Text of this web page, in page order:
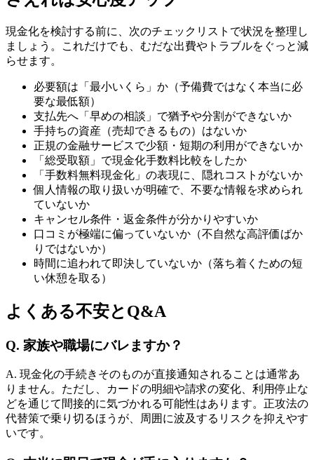
現金化を検討する前に、次のチェックリストで状況を整理し
ましょう。これだけでも、むだな出費やトラブルをぐっと減
らせます。
必要額は「最小いくら」か（予備費ではなく本当に必
要な最低額）
支払先へ「早めの相談」で猶予や分割ができないか
手持ちの資産（売却できるもの）はないか
正規の金融サービスで少額・短期の利用ができないか
「総受取額」で現金化手数料比較をしたか
「手数料無料現金化」の表現に、隠れコストがないか
個人情報の取り扱いが明確で、不要な情報を求められ
ていないか
キャンセル条件・返金条件が分かりやすいか
口コミが極端に偏っていないか（不自然な高評価ばか
りではないか）
時間に追われて即決していないか（落ち着くための短
い休憩を取る）
よくある不安とQ&A
Q. 家族や職場にバレますか？
A. 現金化の手続きそのものが直接通知されることは通常あ
りません。ただし、カードの明細や請求の変化、利用停止な
どを通じて間接的に気づかれる可能性はあります。正攻法の
代替策で乗り切るほうが、周囲に波及するリスクを抑えやす
いです。